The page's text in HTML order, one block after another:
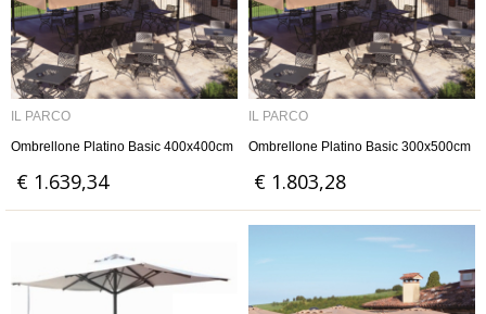
IL PARCO
Ombrellone Platino Basic 400x400cm
€ 1.639,34
IL PARCO
Ombrellone Platino Basic 300x500cm
€ 1.803,28